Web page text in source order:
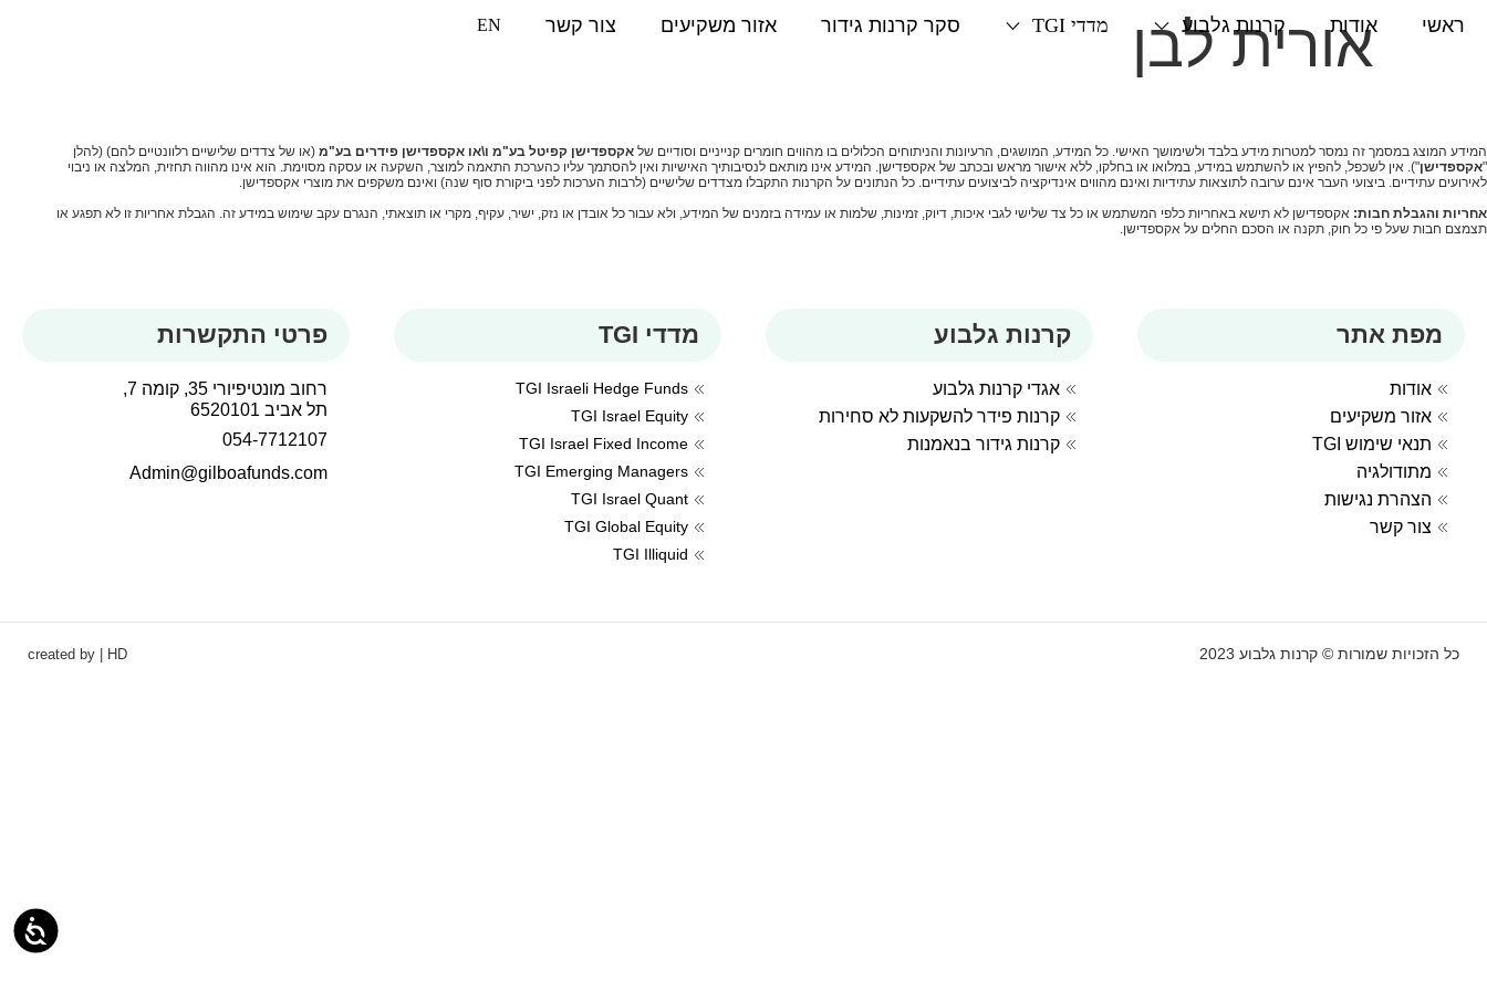
מַעֲרֶכֶת
נָגִישׁ
בִּקְלִיק
הַמְּסַיַּעַת
Control-
לְהַתְאָמַת
הָאֲתָר
לְעִוְורִים
הַמִּשְׁתַּמְּשִׁים
בְּתוֹכְנַת
קוֹרֵא־מָסָךְ;
F10
לִפְתִיחַת
ראשי אודות קרנות גלבוע מדדי TGI סקר קרנות גידור אזור משקיעים צור קשר EN אורית לבן
המידע המוצג במסמך זה נמסר למטרות מידע בלבד ולשימושך האישי. כל המידע, המושגים, הרעיונות והניתוחים הכלולים בו מהווים חומרים קנייניים וסודיים של אקספדישן קפיטל בע"מ ו\או אקספדישן פידרים בע"מ (או של צדדים שלישיים רלוונטיים להם) (להלן
"אקספדישן"). אין לשכפל, להפיץ או להשתמש במידע, במלואו או בחלקו, ללא אישור מראש ובכתב של אקספדישן. המידע אינו מותאם לנסיבותיך האישיות ואין להסתמך עליו כהערכת התאמה למוצר, השקעה או עסקה מסוימת. הוא אינו מהווה תחזית, המלצה או ניבוי
לאירועים עתידיים. ביצועי העבר אינם ערובה לתוצאות עתידיות ואינם מהווים אינדיקציה לביצועים עתידיים. כל הנתונים על הקרנות התקבלו מצדדים שלישיים (לרבות הערכות לפני ביקורת סוף שנה) ואינם משקפים את מוצרי אקספדישן.
אחריות והגבלת חבות: אקספדישן לא תישא באחריות כלפי המשתמש או כל צד שלישי לגבי איכות, דיוק, זמינות, שלמות או עמידה בזמנים של המידע, ולא עבור כל אובדן או נזק, ישיר, עקיף, מקרי או תוצאתי, הנגרם עקב שימוש במידע זה. הגבלת אחריות זו לא תפגע או
תצמצם חבות שעל פי כל חוק, תקנה או הסכם החלים על אקספדישן.
מפת אתר
אודות
אזור משקיעים
תנאי שימוש TGI
מתודולגיה
הצהרת נגישות
צור קשר
קרנות גלבוע
אגדי קרנות גלבוע
קרנות פידר להשקעות לא סחירות
קרנות גידור בנאמנות
מדדי TGI
TGI Israeli Hedge Funds
TGI Israel Equity
TGI Israel Fixed Income
TGI Emerging Managers
TGI Israel Quant
TGI Global Equity
TGI Illiquid
פרטי התקשרות
רחוב מונטיפיורי 35, קומה 7,
תל אביב 6520101
054-7712107
Admin@gilboafunds.com
כל הזכויות שמורות © קרנות גלבוע 2023 created by | HD